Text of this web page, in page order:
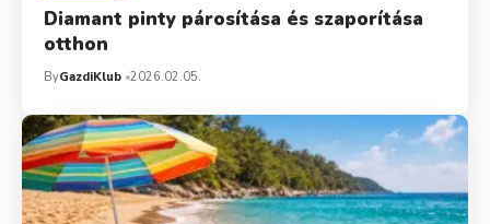
Diamant pinty párosítása és szaporítása
otthon
ByGazdiKlub 2026.02.05.